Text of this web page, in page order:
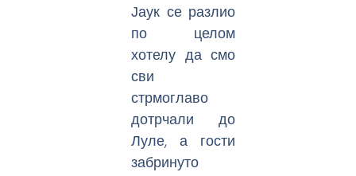
Јаук се разлио
по целом
хотелу да смо
сви
стрмоглаво
дотрчали до
Луле, а гости
забринуто